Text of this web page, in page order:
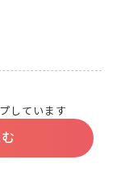
しています